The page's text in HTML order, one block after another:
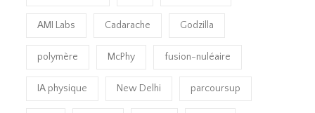
AMI Labs Cadarache Godzilla
polymère McPhy fusion-nuléaire
IA physique New Delhi parcoursup